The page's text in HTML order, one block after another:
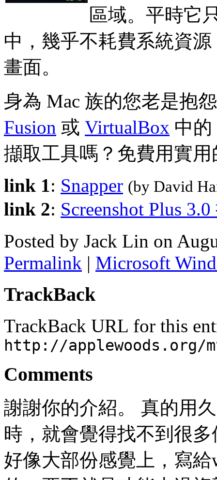
區域。平時它
中，幾乎不耗費系統資
畫面。
身為 Mac 族的您老是抱
Fusion 或 VirtualBox 中的
擷取工具嗎？免費用實用
link 1: Snapper (by David
link 2: Screenshot Plus
Posted by Jack Lin on
Permalink | Microsoft
TrackBack
TrackBack URL for this
http://applewoods.org/
Comments
謝謝你的介紹。 真的用
時，就會覺得找不到很
好像大部份感覺上，寫